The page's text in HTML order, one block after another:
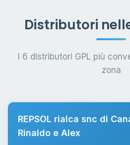
Distributori
I 6 distributori GPL più
zona
REPSOL rialca snc di
Rinaldo e Alex